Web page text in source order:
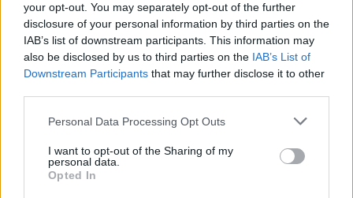
your opt-out. You may separately opt-out of the further
disclosure of your personal information by third parties on the
IAB’s list of downstream participants. This information may
also be disclosed by us to third parties on the IAB’s List of
Downstream Participants that may further disclose it to other
Personal Data Processing Opt Outs
I want to opt-out of the Sharing of my
personal data.
Opted In
Į Vilniaus medikų rankas pateko vyras su
šautine žaizda. Vyriškis rastas savo
automobilyje, Anykščių rajone.